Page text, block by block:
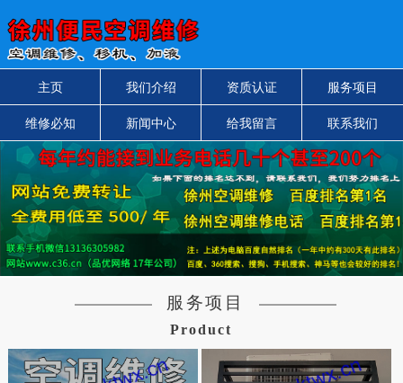
主页 我们介绍 资质认证 服务项目
维修必知 新闻中心 给我留言 联系我们
服务项目
Product